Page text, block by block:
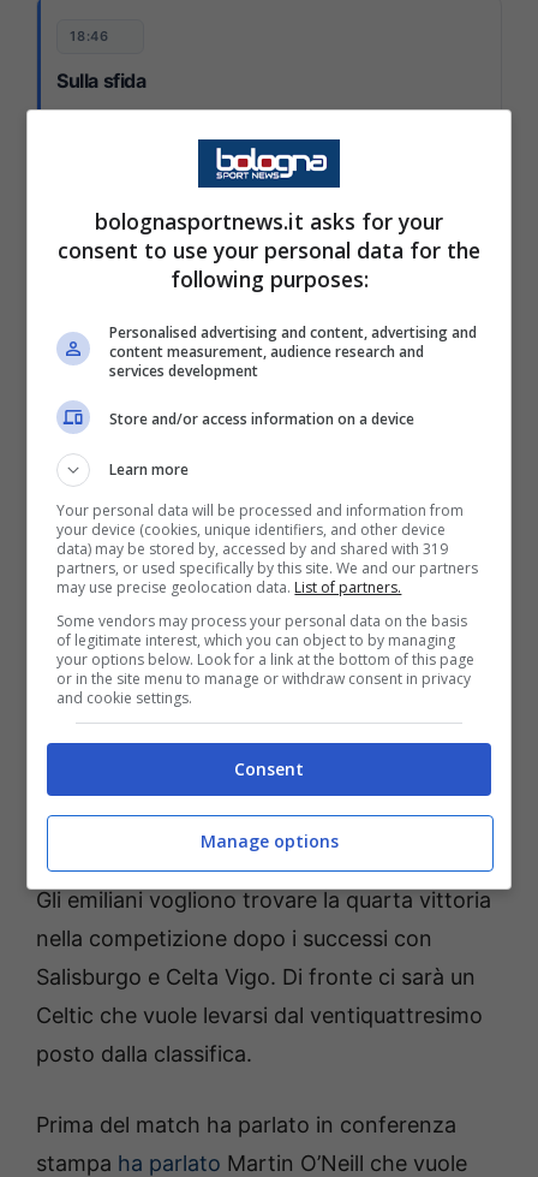
18:46
Sulla sfida
prime otto, sarà difficile ma vogliamo qualificarci
anche noi. In termini di risultati hanno fatto bene in
Europa League. Sappiamo che è una partita
complessa, sappiamo che non sono al massimo in
campionato ultimamente come noi, ma vogliamo
sfruttare al meglio questa occasione."
Le dichiarazioni dell’allenatore del Celtic
prima del difficile match contro il Bologna
allo stadio Dall’Ara
Domani sera allo stadio Dall’Ara continuerà
l’avventura europea delBologna. Dopo
l’esperienza maturata nella scorsa
Champions Leaguegli uomini di Italiano
hanno assunto maggiore consapevolezza nei
propri mezzi. L’avversario potrebbe creare
qualche problema, ma i rossoblù hanno tutte
le carte in tavola per giocarsela e dire la loro
anche in campo internazionale.
Gli emiliani vogliono trovare la quarta vittoria
nella competizione dopo i successi con
Salisburgo e Celta Vigo. Di fronte ci sarà un
Celtic che vuole levarsi dal ventiquattresimo
posto dalla classifica.
Prima del match ha parlato in conferenza
stampa ha parlato Martin O’Neill che vuole
bolognasportnews.it asks for your
consent to use your personal data for the
following purposes:
Personalised advertising and content, advertising and
content measurement, audience research and
services development
Store and/or access information on a device
Learn more
Your personal data will be processed and information from
your device (cookies, unique identifiers, and other device
data) may be stored by, accessed by and shared with 319
partners, or used specifically by this site. We and our partners
may use precise geolocation data. List of partners.
Some vendors may process your personal data on the basis
of legitimate interest, which you can object to by managing
your options below. Look for a link at the bottom of this page
or in the site menu to manage or withdraw consent in privacy
and cookie settings.
Consent
Manage options